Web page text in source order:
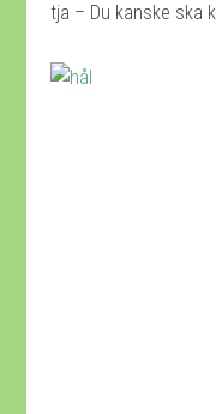
tja – Du kanske ska